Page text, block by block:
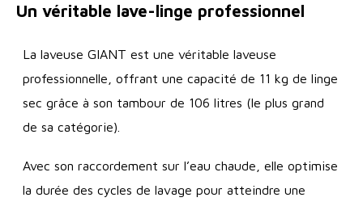
Un véritable lave-linge professionnel
La laveuse GIANT est une véritable laveuse
professionnelle, offrant une capacité de 11 kg de linge
sec grâce à son tambour de 106 litres (le plus grand
de sa catégorie).
Avec son raccordement sur l’eau chaude, elle optimise
la durée des cycles de lavage pour atteindre une